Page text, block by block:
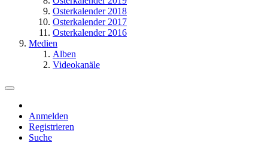
Osterkalender 2018
Osterkalender 2017
Osterkalender 2016
Medien
Alben
Videokanäle
Anmelden
Registrieren
Suche